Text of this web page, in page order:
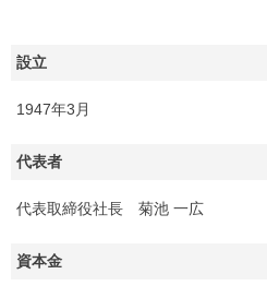
設立
1947年3月
代表者
代表取締役社長 菊池 一広
資本金